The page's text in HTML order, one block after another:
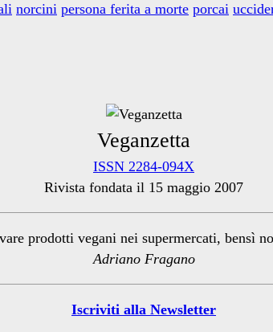
norcini persona ferita a morte porcai
Veganzetta
ISSN 2284-094X
Rivista fondata il 15 maggio 2007
prodotti vegani nei supermercati, bensì
Adriano Fragano
Iscriviti alla Newsletter